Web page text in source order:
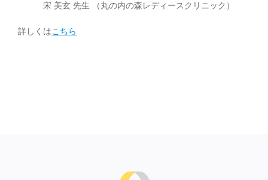
宋 美玄 先生 （丸の内の森レディースクリニック）
詳しくはこちら